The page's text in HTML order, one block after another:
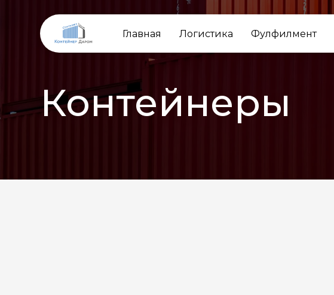
Главная Логистика Фулфилмент
Контейнеры